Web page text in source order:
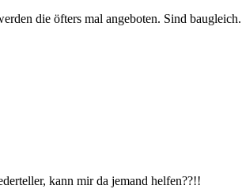
die öfters mal angeboten. Sind baugleich.
kann mir da jemand helfen??!!